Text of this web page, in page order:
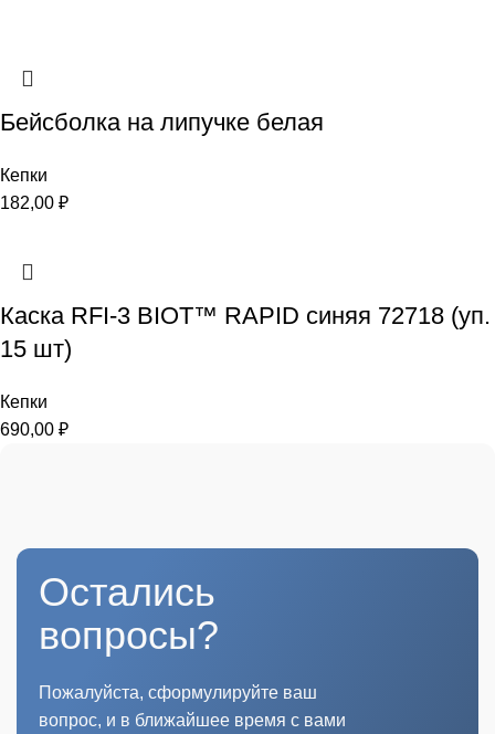
Бейсболка на липучке белая
Кепки
182,00 ₽
Каска RFI-3 BIOT™ RAPID синяя 72718 (уп.
15 шт)
Кепки
690,00 ₽
Остались
вопросы?
Пожалуйста, сформулируйте ваш
вопрос, и в ближайшее время с вами